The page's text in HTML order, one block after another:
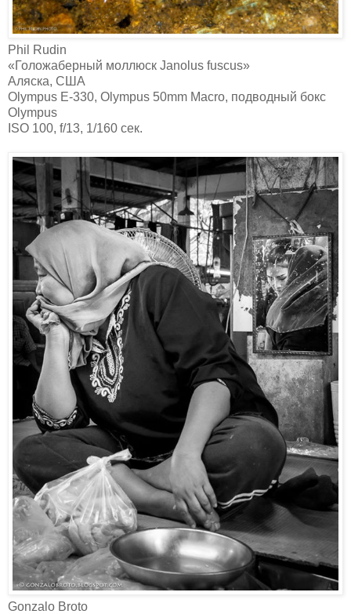
Phil Rudin‎
«Голожаберный моллюск Janolus fuscus»
Аляска, США
Olympus E-330, Olympus 50mm Macro, подводный бокс
Olympus
ISO 100, f/13, 1/160 сек.
Gonzalo Broto‎